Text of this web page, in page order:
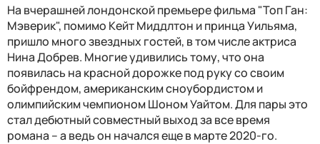
На вчерашней лондонской премьере фильма "Топ Ган:
Мэверик", помимо Кейт Миддлтон и принца Уильяма,
пришло много звездных гостей, в том числе актриса
Нина Добрев. Многие удивились тому, что она
появилась на красной дорожке под руку со своим
бойфрендом, американским сноубордистом и
олимпийским чемпионом Шоном Уайтом. Для пары это
стал дебютный совместный выход за все время
романа – а ведь он начался еще в марте 2020-го.